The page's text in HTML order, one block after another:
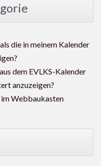
die in meinem Kalender
dem EVLKS-Kalender
anzuzeigen?
im Webbaukasten